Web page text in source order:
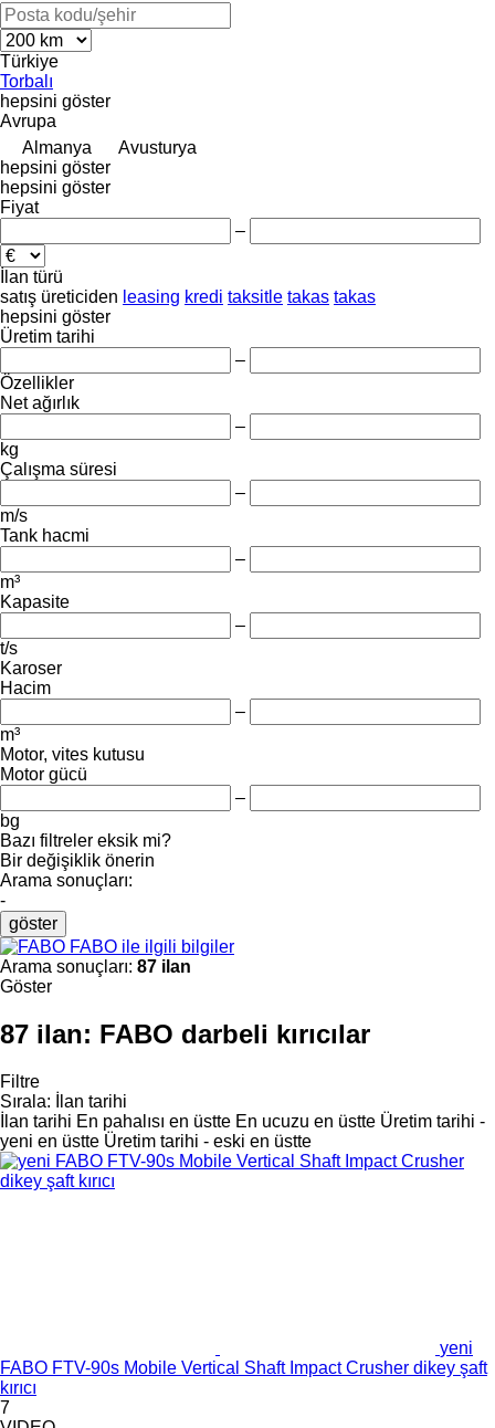
Türkiye
Torbalı
hepsini göster
Avrupa
Almanya
Avusturya
hepsini göster
hepsini göster
Fiyat
–
İlan türü
satış üreticiden leasing kredi taksitle takas takas
hepsini göster
Üretim tarihi
–
Özellikler
Net ağırlık
–
kg
Çalışma süresi
–
m/s
Tank hacmi
–
m³
Kapasite
–
t/s
Karoser
Hacim
–
m³
Motor, vites kutusu
Motor gücü
–
bg
Bazı filtreler eksik mi?
Bir değişiklik önerin
Arama sonuçları:
-
göster
FABO ile ilgili bilgiler
Arama sonuçları: 87 ilan
Göster
87 ilan: FABO darbeli kırıcılar
Filtre
Sırala:
İlan tarihi
İlan tarihi En pahalısı en üstte En ucuzu en üstte Üretim tarihi -
yeni en üstte Üretim tarihi - eski en üstte
yeni
FABO FTV-90s Mobile Vertical Shaft Impact Crusher dikey şaft
kırıcı
7